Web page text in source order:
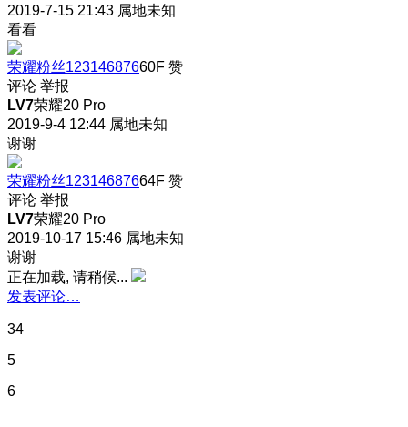
2019-7-15 21:43 属地未知
看看
荣耀粉丝12314687660F 赞
评论 举报
LV7荣耀20 Pro
2019-9-4 12:44 属地未知
谢谢
荣耀粉丝12314687664F 赞
评论 举报
LV7荣耀20 Pro
2019-10-17 15:46 属地未知
谢谢
正在加载, 请稍候...
发表评论…
34
5
6